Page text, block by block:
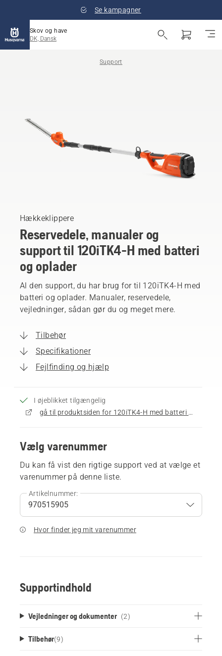
Se kampagner
Skov og have
DK, Dansk
Support
Hækkeklippere
Reservedele, manualer og
support til 120iTK4-H med batteri
og oplader
Al den support, du har brug for til 120iTK4-H med
batteri og oplader. Manualer, reservedele,
vejledninger, sådan gør du og meget mere.
Tilbehør
Specifikationer
Fejlfinding og hjælp
I øjeblikket tilgængelig
gå til produktsiden for 120iTK4-H med batteri og oplader
Vælg varenummer
Du kan få vist den rigtige support ved at vælge et
varenummer på denne liste.
Artikelnummer:
Hvor finder jeg mit varenummer
Supportindhold
Vejledninger og dokumenter (2)
Tilbehør(9)